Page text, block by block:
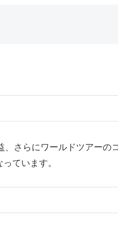
さらにワールドツアーの
ています。